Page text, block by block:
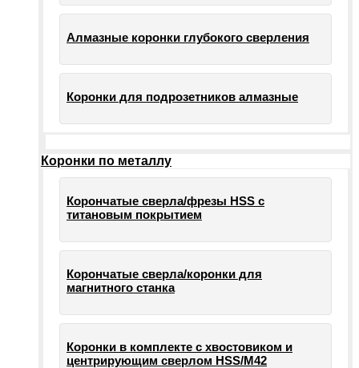
Алмазные коронки глубокого сверления
Коронки для подрозетников алмазные
Коронки по металлу
Корончатые сверла/фрезы HSS c
титановым покрытием
Корончатые сверла/коронки для
магнитного станка
Коронки в комплекте с хвостовиком и
центрирующим сверлом HSS/М42